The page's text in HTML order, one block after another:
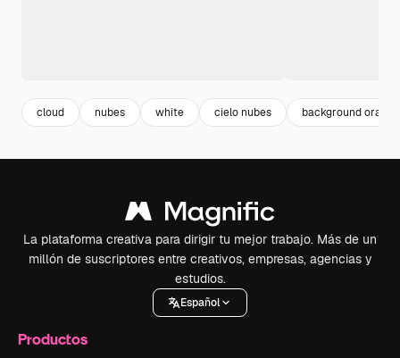
cloud nubes white cielo nubes background orange
La plataforma creativa para dirigir tu mejor trabajo. Más de un
millón de suscriptores entre creativos, empresas, agencias y
estudios.
Español
Productos